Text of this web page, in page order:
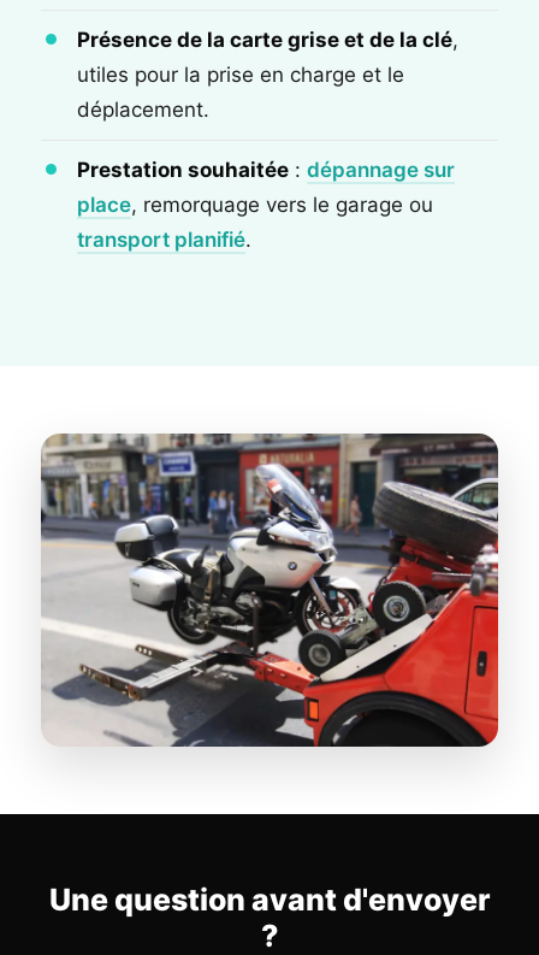
Présence de la carte grise et de la clé,
utiles pour la prise en charge et le
déplacement.
Prestation souhaitée : dépannage sur
place, remorquage vers le garage ou
transport planifié.
Une question avant d'envoyer
?